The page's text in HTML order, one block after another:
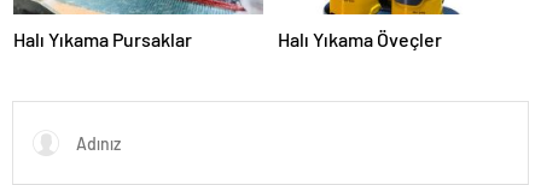
Halı Yıkama Pursaklar Halı Yıkama Öveçler